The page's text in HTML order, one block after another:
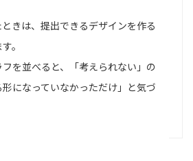
きは、提出できるデザインを作る
。
を並べると、「考えられない」の
になっていなかっただけ」と気づ